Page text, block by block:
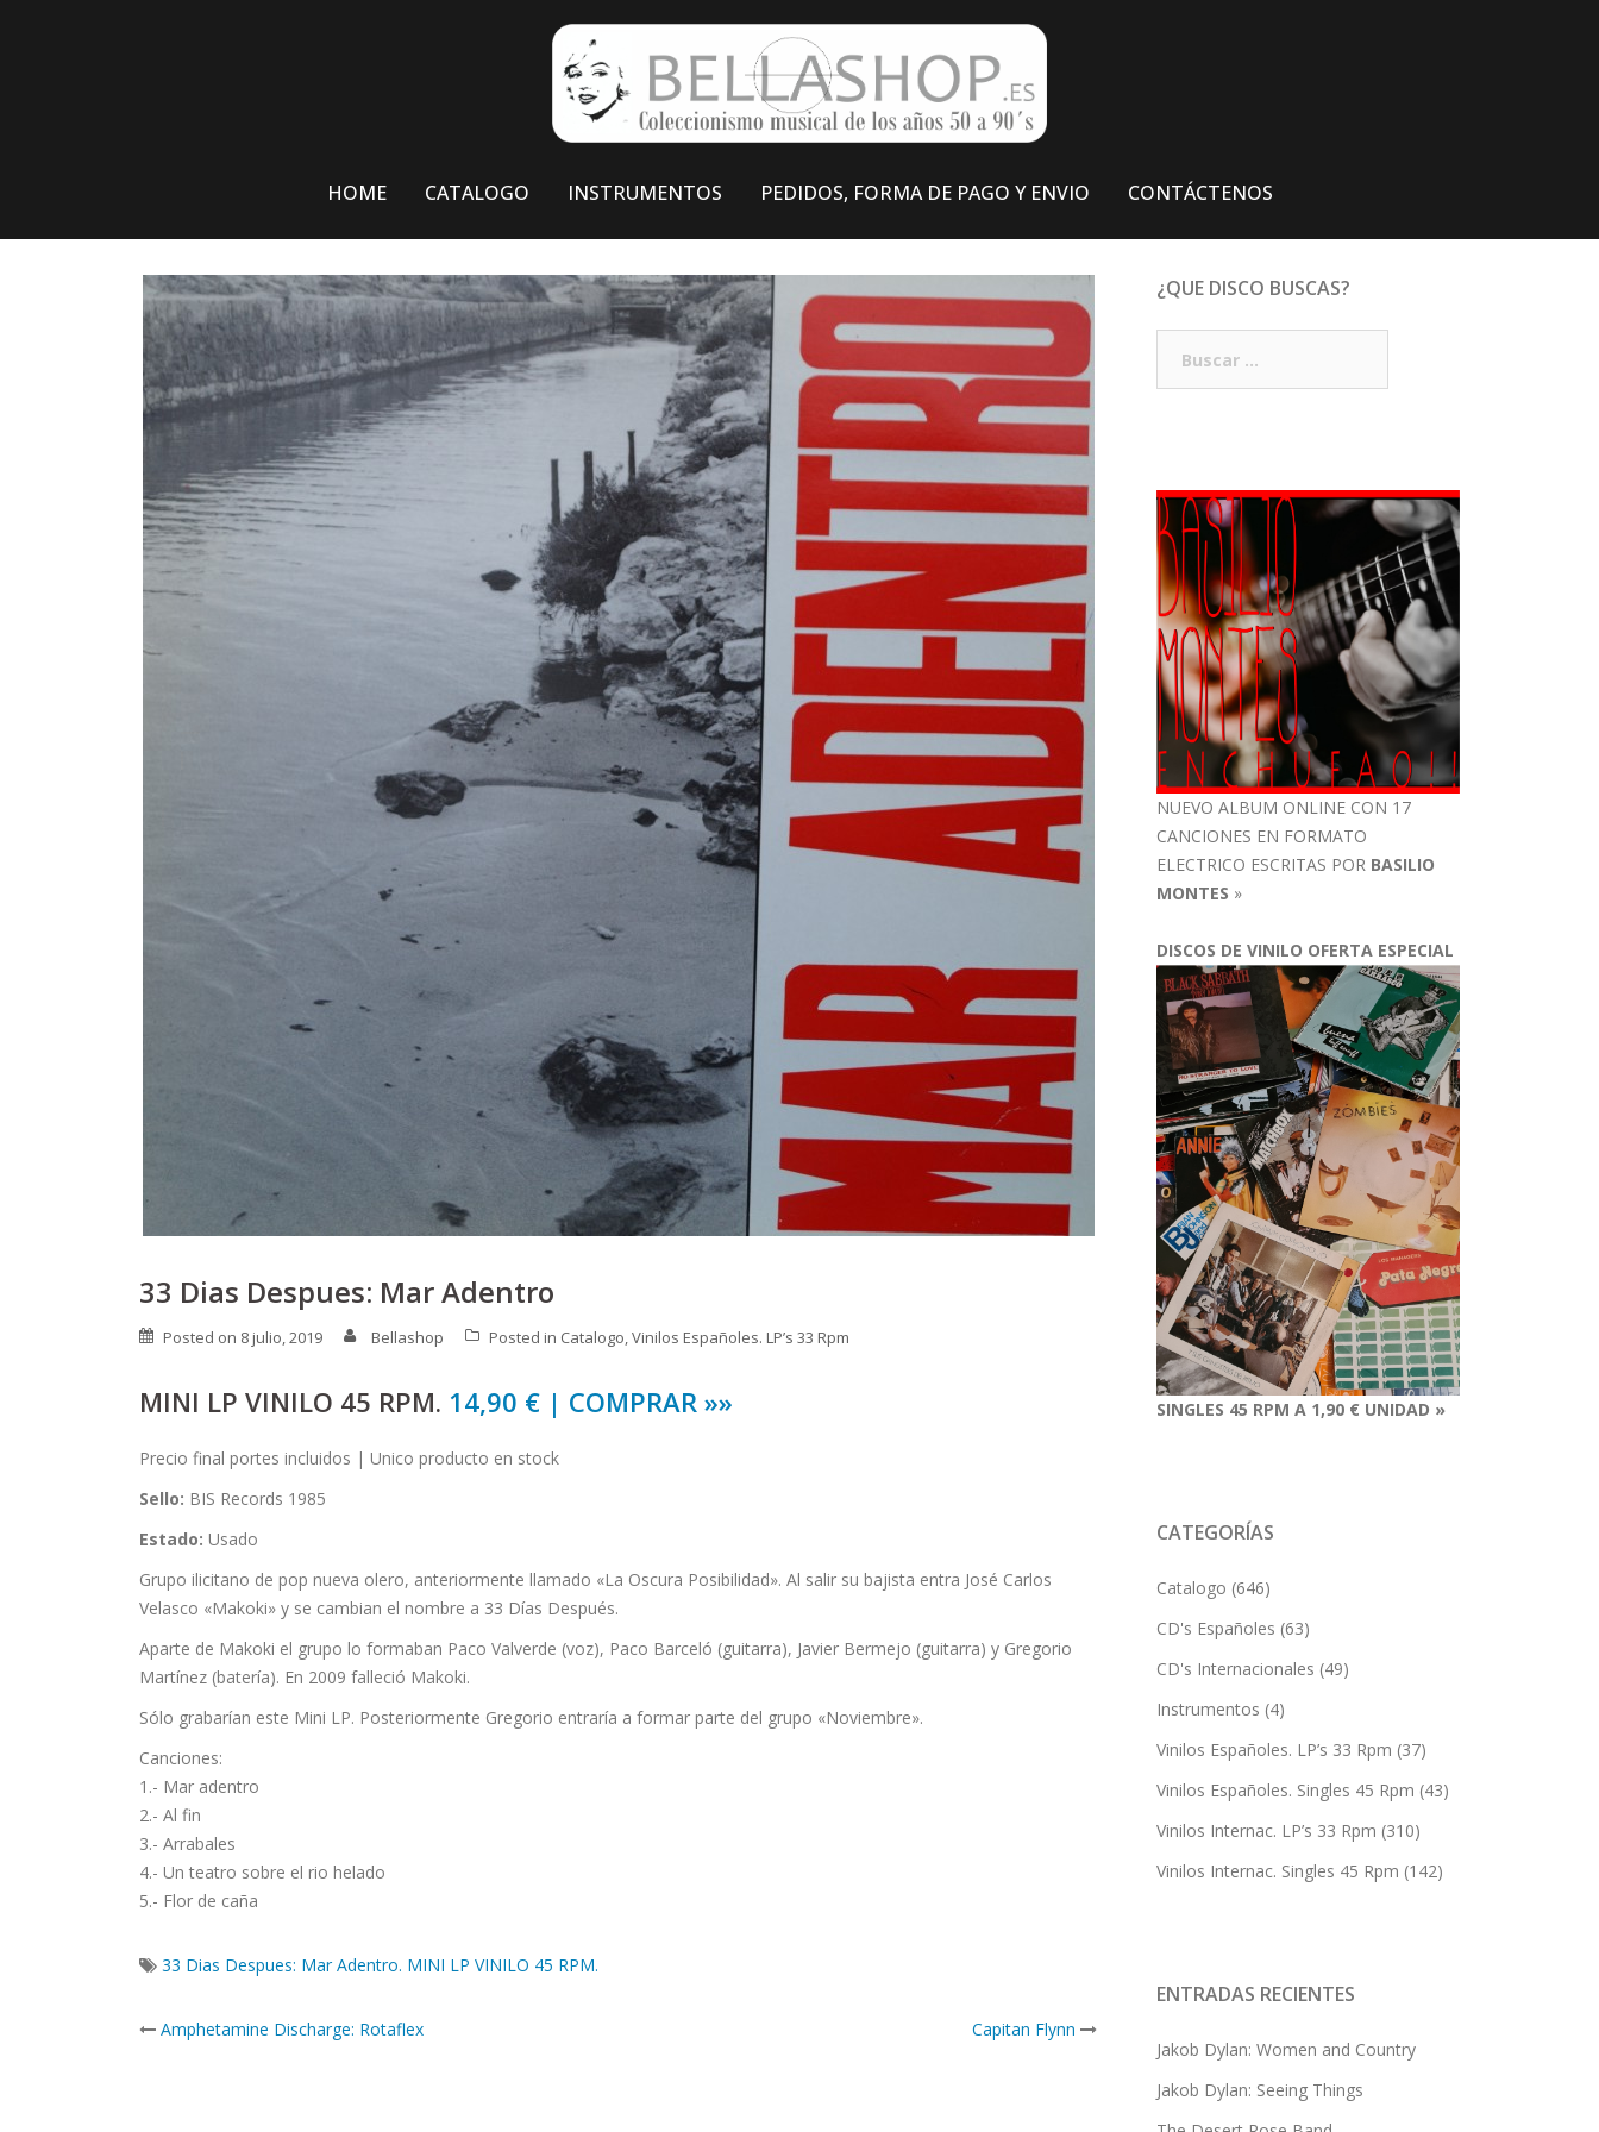
HOME CATALOGO INSTRUMENTOS PEDIDOS, FORMA DE PAGO Y ENVIO CONTÁCTENOS
33 Dias Despues: Mar Adentro
Posted on 8 julio, 2019 Bellashop Posted in Catalogo,Vinilos Españoles. LP’s 33 Rpm
MINI LP VINILO 45 RPM. 14,90 € | COMPRAR »»
Precio final portes incluidos | Unico producto en stock
Sello: BIS Records 1985
Estado: Usado
Grupo ilicitano de pop nueva olero, anteriormente llamado «La Oscura Posibilidad». Al salir su bajista entra José Carlos
Velasco «Makoki» y se cambian el nombre a 33 Días Después.
Aparte de Makoki el grupo lo formaban Paco Valverde (voz), Paco Barceló (guitarra), Javier Bermejo (guitarra) y Gregorio
Martínez (batería). En 2009 falleció Makoki.
Sólo grabarían este Mini LP. Posteriormente Gregorio entraría a formar parte del grupo «Noviembre».
Canciones:
1.- Mar adentro
2.- Al fin
3.- Arrabales
4.- Un teatro sobre el rio helado
5.- Flor de caña
33 Dias Despues: Mar Adentro. MINI LP VINILO 45 RPM.
Post
Amphetamine Discharge: Rotaflex Capitan Flynn
¿QUE DISCO BUSCAS?
NUEVO ALBUM ONLINE CON 17
CANCIONES EN FORMATO
ELECTRICO ESCRITAS POR BASILIO
MONTES »
DISCOS DE VINILO OFERTA ESPECIAL
SINGLES 45 RPM A 1,90 € UNIDAD »
CATEGORÍAS
Catalogo (646)
CD's Españoles (63)
CD's Internacionales (49)
Instrumentos (4)
Vinilos Españoles. LP’s 33 Rpm (37)
Vinilos Españoles. Singles 45 Rpm (43)
Vinilos Internac. LP’s 33 Rpm (310)
Vinilos Internac. Singles 45 Rpm (142)
ENTRADAS RECIENTES
Jakob Dylan: Women and Country
Jakob Dylan: Seeing Things